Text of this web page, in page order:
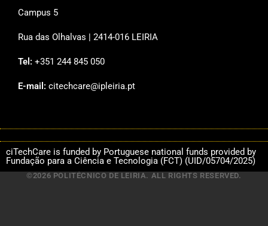
Campus 5
Rua das Olhalvas | 2414-016 LEIRIA
Tel: +351 244 845 050
E-mail: citechcare@ipleiria.pt
ciTechCare is funded by Portuguese national funds provided by
Fundação para a Ciência e Tecnologia (FCT) (UID/05704/2025)
©2026 POLITÉCNICO DE LEIRIA. ALL RIGHTS RESERVED.